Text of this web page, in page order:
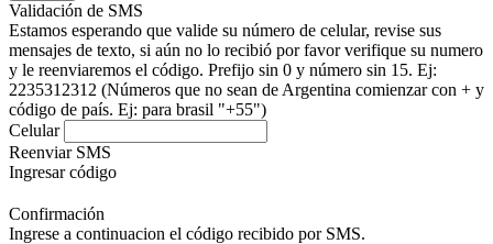
Validación de SMS
Estamos esperando que valide su número de celular, revise sus
mensajes de texto, si aún no lo recibió por favor verifique su numero
y le reenviaremos el código. Prefijo sin 0 y número sin 15. Ej:
2235312312 (Números que no sean de Argentina comienzar con + y
código de país. Ej: para brasil "+55")
Celular
Reenviar SMS
Ingresar código
Confirmación
Ingrese a continuacion el código recibido por SMS.